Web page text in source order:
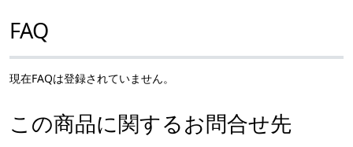
FAQ
現在FAQは登録されていません。
この商品に関するお問合せ先